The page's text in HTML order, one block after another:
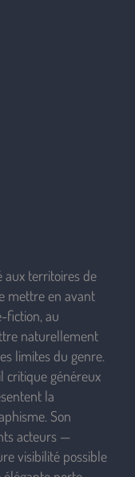
aux territoires de
mettre en avant
fiction, au
naturellement
limites du genre.
critique généreux
la
Son
acteurs —
visibilité possible